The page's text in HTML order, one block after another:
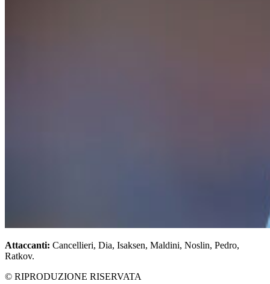
Attaccanti: Cancellieri, Dia, Isaksen, Maldini, Noslin, Pedro,
Ratkov.
© RIPRODUZIONE RISERVATA